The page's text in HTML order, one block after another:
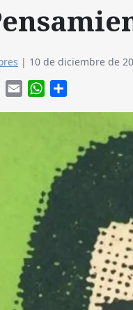
| 10 de diciembre de
LinkedIn
Email WhatsApp